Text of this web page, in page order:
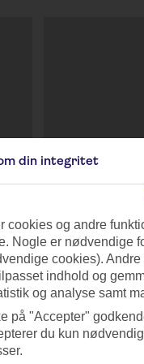
ARCOTEL
i Hamborg,
4 nætter - Ingen
din integritet
cookies og andre
Nogle er nødvendige
cookies).
indhold og
og analyse samt
på "Accepter"
du kun